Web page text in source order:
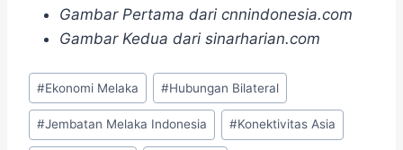
Gambar Pertama dari cnnindonesia.com
Gambar Kedua dari sinarharian.com
Post
Tags:
#Ekonomi Melaka #Hubungan Bilateral
#Jembatan Melaka Indonesia #Konektivitas Asia